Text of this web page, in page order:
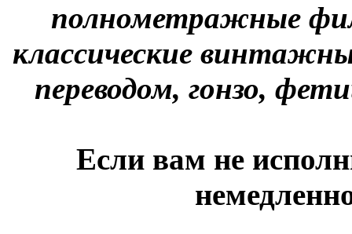
полнометражные
классические
переводом, гонзо,
Если вам не